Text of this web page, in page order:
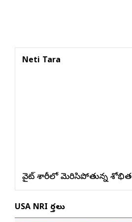
Neti Tara
వైట్ శారీలో మెరిసిపోతున్న శోభిత
USA NRI వార్తలు